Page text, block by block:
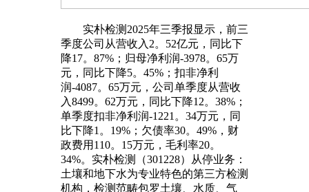
实朴检测2025年三季报显示，前三
季度公司从营收入2。52亿元，同比下
降17。87%；归母净利润-3978。65万
元，同比下降5。45%；扣非净利
润-4087。65万元，公司单季度从营收
入8499。62万元，同比下降12。38%；
单季度扣非净利润-1221。34万元，同
比下降1。19%；欠债率30。49%，财
政费用110。15万元，毛利率20。
34%。实朴检测（301228）从停业务：
土壤和地下水为专业特色的第三方检测
机构，检测范畴包罗土壤、水质、气